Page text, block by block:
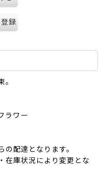
録
。
ラワー
の配達となります。
在庫状況により変更とな